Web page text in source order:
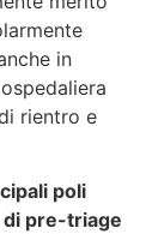
in
rientro e
poli
di pre-triage